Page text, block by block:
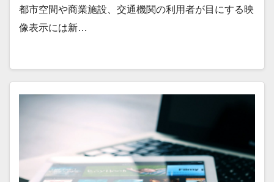
都市空間や商業施設、交通機関の利用者が目にする映
像表示には新…